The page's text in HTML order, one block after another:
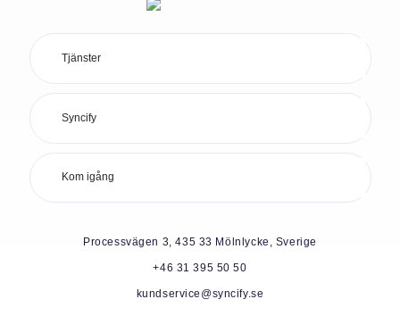
Tjänster
Syncify
Kom igång
Processvägen 3, 435 33 Mölnlycke, Sverige
+46 31 395 50 50
kundservice@syncify.se